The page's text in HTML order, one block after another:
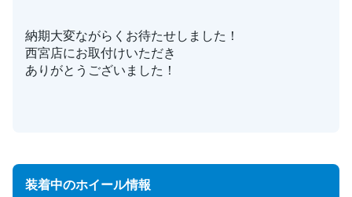
納期大変ながらくお待たせしました！
西宮店にお取付けいただき
ありがとうございました！
装着中のホイール情報